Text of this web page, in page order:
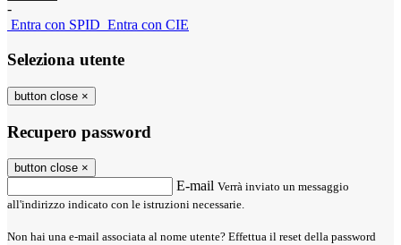
-
Entra con SPID Entra con CIE
Seleziona utente
button close ×
Recupero password
button close ×
E-mail Verrà inviato un messaggio
all'indirizzo indicato con le istruzioni necessarie.
Non hai una e-mail associata al nome utente? Effettua il reset della password